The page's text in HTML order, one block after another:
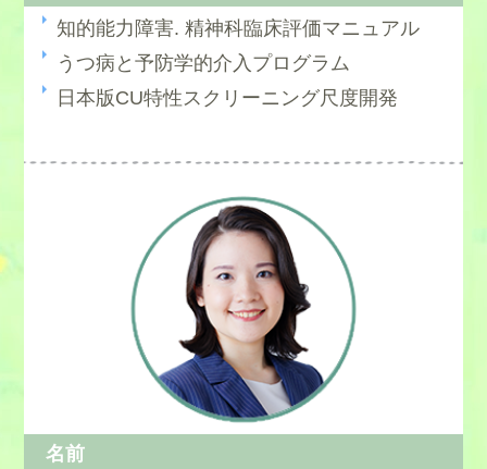
知的能力障害. 精神科臨床評価マニュアル
うつ病と予防学的介入プログラム
日本版CU特性スクリーニング尺度開発
名前